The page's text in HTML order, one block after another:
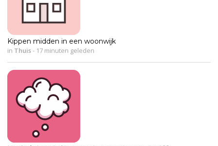
Kippen midden in een woonwijk
in Thuis- 17 minuten geleden